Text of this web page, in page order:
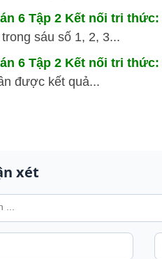
6 Tập 2 Kết nối tri thức:
sáu số 1, 2, 3...
6 Tập 2 Kết nối tri thức:
được kết quả...
xét